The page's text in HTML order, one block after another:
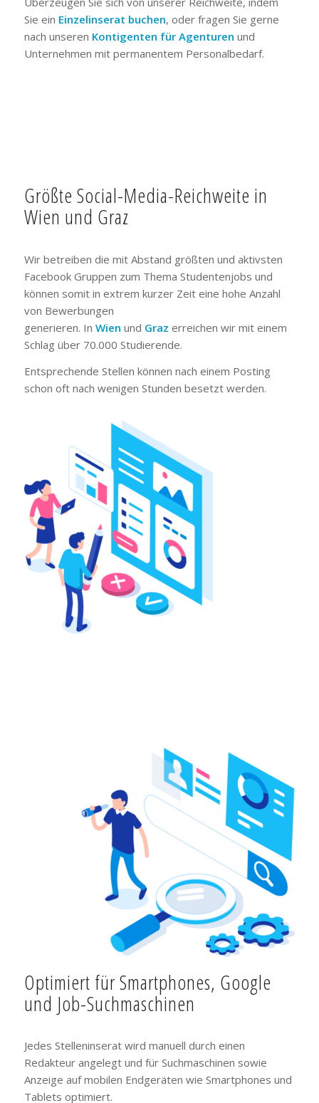
Sie ein Einzelinserat buchen, oder fragen Sie gerne
nach unseren Kontigenten für Agenturen und
Unternehmen mit permanentem Personalbedarf.
Größte Social-Media-Reichweite in
Wien und Graz
Wir betreiben die mit Abstand größten und aktivsten
Facebook Gruppen zum Thema Studentenjobs und
können somit in extrem kurzer Zeit eine hohe Anzahl
von Bewerbungen
generieren. In Wien und Graz erreichen wir mit einem
Schlag über 70.000 Studierende.
Entsprechende Stellen können nach einem Posting
schon oft nach wenigen Stunden besetzt werden.
Optimiert für Smartphones, Google
und Job-Suchmaschinen
Jedes Stelleninserat wird manuell durch einen
Redakteur angelegt und für Suchmaschinen sowie
Anzeige auf mobilen Endgeräten wie Smartphones und
Tablets optimiert.